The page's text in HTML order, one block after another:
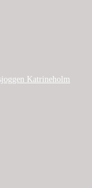
Katrineholm